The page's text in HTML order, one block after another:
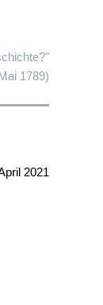
1789)
2021